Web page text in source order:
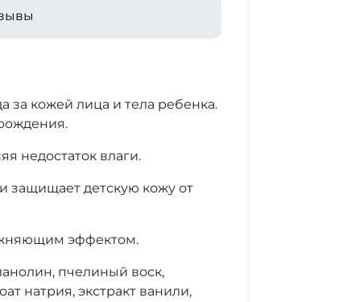
за кожей лица и тела ребенка.
недостаток влаги.
защищает детскую кожу от
эффектом.
пчелиный воск,
натрия, экстракт ванили,